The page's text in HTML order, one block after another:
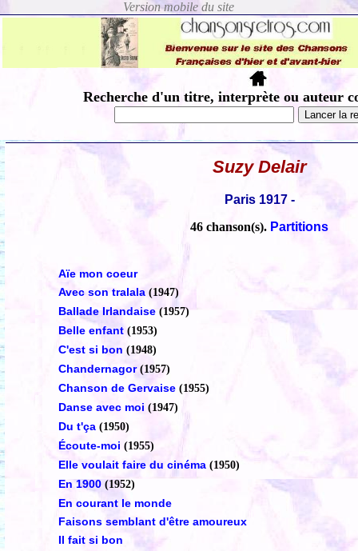
Recherche d'un titre, interprète ou auteur
Suzy Delair
Paris 1917 -
46 chanson(s). Partitions
Aïe mon coeur
Avec son tralala (1947)
Ballade Irlandaise (1957)
Belle enfant (1953)
C'est si bon (1948)
Chandernagor (1957)
Chanson de Gervaise (1955)
Danse avec moi (1947)
Du t'ça (1950)
Écoute-moi (1955)
Elle voulait faire du cinéma (1950)
En 1900 (1952)
En courant le monde
Faisons semblant d'être amoureux
Il fait si bon